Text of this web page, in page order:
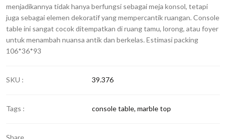
menjadikannya tidak hanya berfungsi sebagai meja konsol, tetapi
juga sebagai elemen dekoratif yang mempercantik ruangan. Console
table ini sangat cocok ditempatkan di ruang tamu, lorong, atau foyer
untuk menambah nuansa antik dan berkelas. Estimasi packing
106*36*93
SKU : 39.376
Tags : console table, marble top